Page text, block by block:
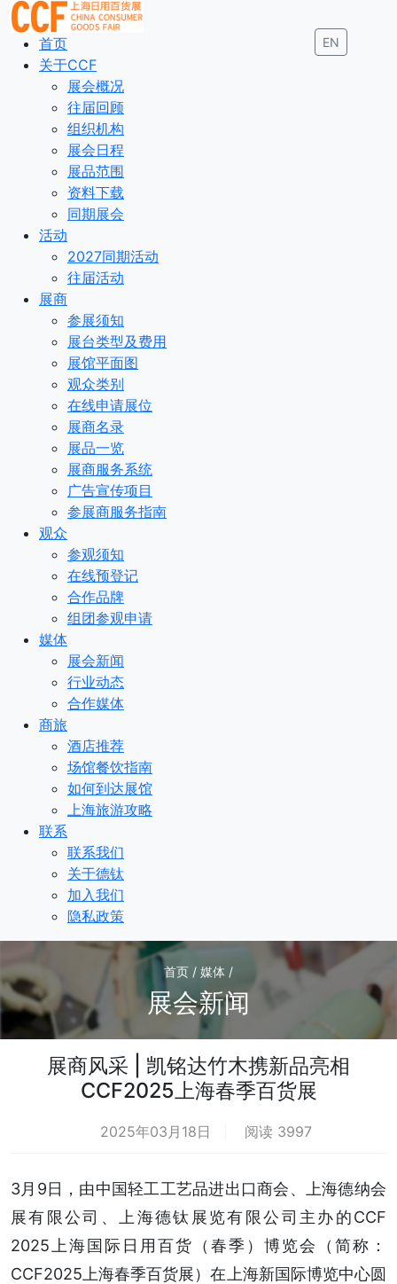
EN
首页
关于CCF
展会概况
往届回顾
组织机构
展会日程
展品范围
资料下载
同期展会
活动
2027同期活动
往届活动
展商
参展须知
展台类型及费用
展馆平面图
观众类别
在线申请展位
展商名录
展品一览
展商服务系统
广告宣传项目
参展商服务指南
观众
参观须知
在线预登记
合作品牌
组团参观申请
媒体
展会新闻
行业动态
合作媒体
商旅
酒店推荐
场馆餐饮指南
如何到达展馆
上海旅游攻略
联系
联系我们
关于德钛
加入我们
隐私政策
首页 / 媒体 /
展会新闻
展商风采 | 凯铭达竹木携新品亮相
CCF2025上海春季百货展
2025年03月18日 阅读 3997
3月9日，由中国轻工工艺品进出口商会、上海德纳会
展有限公司、上海德钛展览有限公司主办的CCF
2025上海国际日用百货（春季）博览会（简称：
CCF2025上海春季百货展）在上海新国际博览中心圆